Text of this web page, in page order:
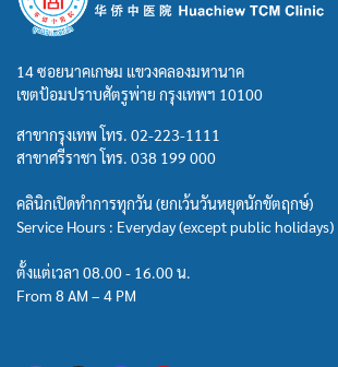
14 ซอยนาคเกษม แขวงคลองมหานาค
เขตป้อมปราบศัตรูพ่าย กรุงเทพฯ 10100
สาขากรุงเทพ โทร. 02-223-1111
สาขาศรีราชา โทร. 038 199 000
คลินิกเปิดทำการทุกวัน (ยกเว้นวันหยุดนักขัตฤกษ์)
Service Hours : Everyday (except public holidays)
ตั้งแต่เวลา 08.00 - 16.00 น.
From 8 AM – 4 PM